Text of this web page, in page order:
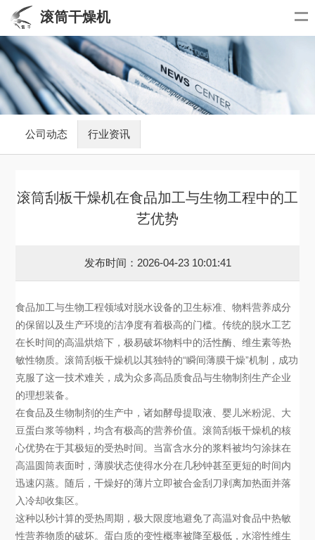
滚筒干燥机
公司动态 行业资讯
滚筒刮板干燥机在食品加工与生物工程中的工
艺优势
发布时间：2026-04-23 10:01:41
食品加工与生物工程领域对脱水设备的卫生标准、物料营养成分
的保留以及生产环境的洁净度有着极高的门槛。传统的脱水工艺
在长时间的高温烘焙下，极易破坏物料中的活性酶、维生素等热
敏性物质。滚筒刮板干燥机以其独特的“瞬间薄膜干燥”机制，成功
克服了这一技术难关，成为众多高品质食品与生物制剂生产企业
的理想装备。
在食品及生物制剂的生产中，诸如酵母提取液、婴儿米粉泥、大
豆蛋白浆等物料，均含有极高的营养价值。滚筒刮板干燥机的核
心优势在于其极短的受热时间。当富含水分的浆料被均匀涂抹在
高温圆筒表面时，薄膜状态使得水分在几秒钟甚至更短的时间内
迅速闪蒸。随后，干燥好的薄片立即被合金刮刀剥离加热面并落
入冷却收集区。
这种以秒计算的受热周期，极大限度地避免了高温对食品中热敏
性营养物质的破坏。蛋白质的变性概率被降至极低，水溶性维生